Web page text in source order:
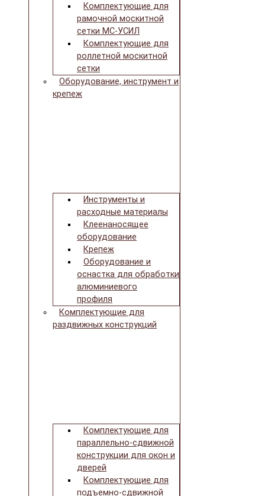
Комплектующие для
рамочной москитной
сетки МС-УСИЛ
Комплектующие для
роллетной москитной
сетки
Оборудование, инструмент и
крепеж
Инструменты и
расходные материалы
Клеенаносящее
оборудование
Крепеж
Оборудование и
оснастка для обработки
алюминиевого
профиля
Комплектующие для
раздвижных конструкций
Комплектующие для
параллельно-сдвижной
конструкции для окон и
дверей
Комплектующие для
подъемно-сдвижной